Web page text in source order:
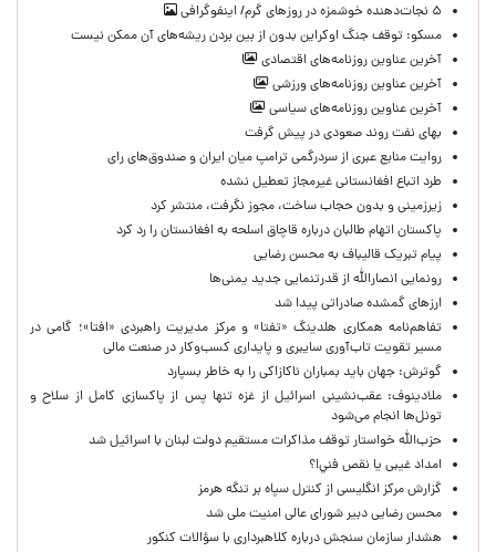
۵ نجات‌دهنده خوشمزه در روزهای گرم/ اینفوگرافی
مسکو: توقف جنگ اوکراین بدون از بین بردن ریشه‌های آن ممکن نیست
آخرین عناوین روزنامه‌های اقتصادی
آخرین عناوین روزنامه‌های ورزشی
آخرین عناوین روزنامه‌های سیاسی
بهای نفت روند صعودی در پیش گرفت
روایت منابع عبری از سردرگمی ترامپ میان ایران و صندوق‌های رای
طرد اتباع افغانستانی غیرمجاز تعطیل نشده
زیرزمینی و بدون حجاب ساخت، مجوز نگرفت، منتشر کرد
پاکستان اتهام طالبان درباره قاچاق اسلحه به افغانستان را رد کرد
پیام تبریک قالیباف به محسن رضایی
رونمایی انصارالله از قدرتنمایی جدید یمنی‌ها
ارزهای گمشده صادراتی پیدا شد
تفاهم‌نامه همکاری هلدینگ «تفتا» و مرکز مدیریت راهبردی «افتا»؛ گامی در
مسیر تقویت تاب‌آوری سایبری و پایداری کسب‌وکار در صنعت مالی
گوترش: جهان باید بمباران ناکازاکی را به‌ خاطر بسپارد
ملادینوف: عقب‌نشینی اسرائیل از غزه تنها پس از پاکسازی کامل از سلاح و
تونل‌ها انجام می‌شود
حزب‌الله خواستار توقف مذاکرات مستقیم دولت لبنان با اسرائیل شد
امداد غیبی يا نقص فني!؟
گزارش مرکز انگلیسی از کنترل سپاه بر تنگه هرمز
محسن رضایی دبیر شورای عالی امنیت ملی شد
هشدار سازمان سنجش درباره کلاهبرداری با سؤالات کنکور